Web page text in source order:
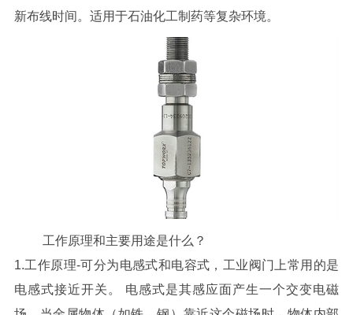
新布线时间。适用于石油化工制药等复杂环境。
工作原理和主要用途是什么？
1.工作原理-可分为电感式和电容式，工业阀门上常用的是
电感式接近开关。 电感式是其感应面产生一个交变电磁